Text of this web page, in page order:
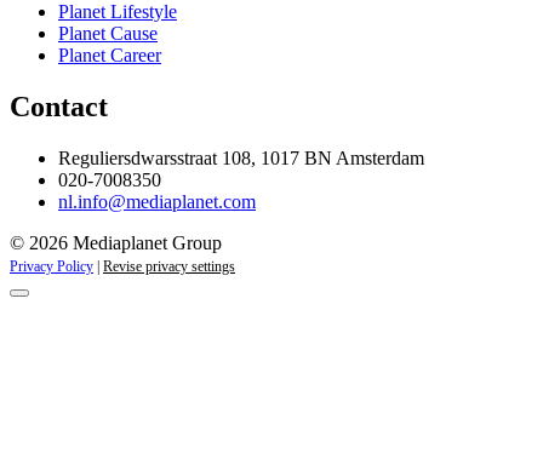
Planet Lifestyle
Planet Cause
Planet Career
Contact
Reguliersdwarsstraat 108, 1017 BN Amsterdam
020-7008350
nl.info@mediaplanet.com
© 2026 Mediaplanet Group
Privacy Policy Revise privacy settings